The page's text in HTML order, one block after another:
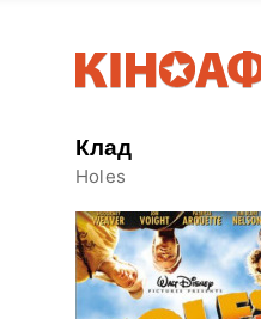
Клад
Holes